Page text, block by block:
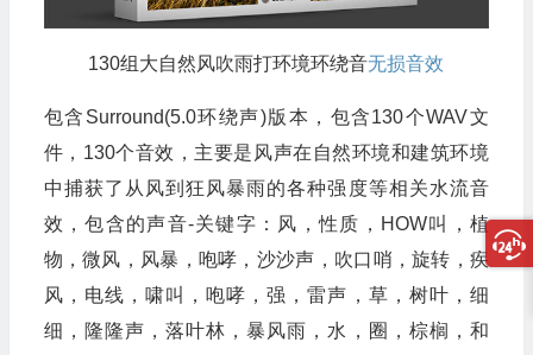
130组大自然风吹雨打环境环绕音无损音效
包含Surround(5.0环绕声)版本，包含130个WAV文
件，130个音效，主要是风声在自然环境和建筑环境
中捕获了从风到狂风暴雨的各种强度等相关水流音
效，包含的声音-关键字：风，性质，HOW叫，植
物，微风，风暴，咆哮，沙沙声，吹口哨，旋转，疾
风，电线，啸叫，咆哮，强，雷声，草，树叶，细
细，隆隆声，落叶林，暴风雨，水，圈，棕榈，和